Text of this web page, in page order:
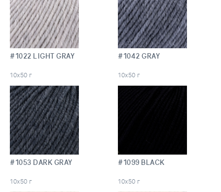
#1022 LIGHT GRAY
10х50 г
#1042 GRAY
10х50 г
#1053 DARK GRAY
10х50 г
#1099 BLACK
10х50 г